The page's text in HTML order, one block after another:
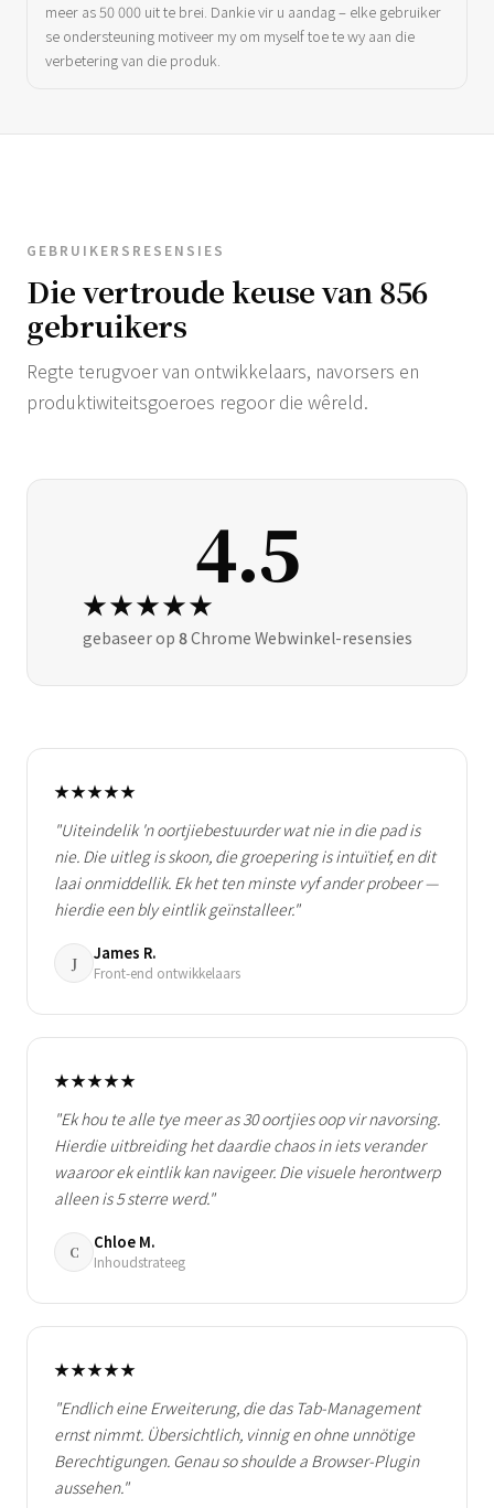
meer as 50 000 uit te brei. Dankie vir u aandag – elke gebruiker
se ondersteuning motiveer my om myself toe te wy aan die
verbetering van die produk.
GEBRUIKERSRESENSIES
Die vertroude keuse van 856
gebruikers
Regte terugvoer van ontwikkelaars, navorsers en
produktiwiteitsgoeroes regoor die wêreld.
4.5
★★★★★
gebaseer op 8Chrome Webwinkel-resensies
★★★★★
"Uiteindelik 'n oortjiebestuurder wat nie in die pad is
nie. Die uitleg is skoon, die groepering is intuïtief, en dit
laai onmiddellik. Ek het ten minste vyf ander probeer —
hierdie een bly eintlik geïnstalleer."
J James R.
Front-end ontwikkelaars
★★★★★
"Ek hou te alle tye meer as 30 oortjies oop vir navorsing.
Hierdie uitbreiding het daardie chaos in iets verander
waaroor ek eintlik kan navigeer. Die visuele herontwerp
alleen is 5 sterre werd."
C Chloe M.
Inhoudstrateeg
★★★★★
"Endlich eine Erweiterung, die das Tab-Management
ernst nimmt. Übersichtlich, vinnig en ohne unnötige
Berechtigungen. Genau so shoulde a Browser-Plugin
aussehen."